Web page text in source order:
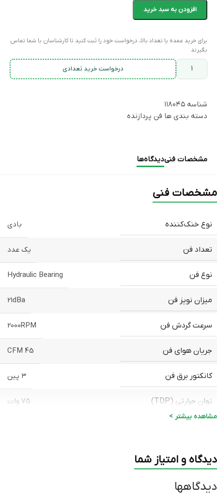
افزودن به سبد خرید
برای خرید عمده یا تعداد بالا، درخواست خود را ثبت کنید تا کارشناسان با شما تماس
بگیرند
درخواست خرید تعدادی
شناسه ۱۱۸۰۴۵
دسته بندی ها فن پردازنده
مشخصات فنیدیدگاه‌ها
مشخصات فنی
نوع خنک‌کننده بادی
تعداد فن یک عدد
نوع فن Hydraulic Bearing
میزان نویز فن 21dBa
سرعت گردش فن 2000RPM
جریان هوای فن 45 CFM
کانکتور برق فن ۳ پین
توان حرارتی (TDP) ۷۵ وات
سازگار با سوکت‌های
مشاهده بیشتر >
دیدگاه و امتیاز شما
دیدگاهها